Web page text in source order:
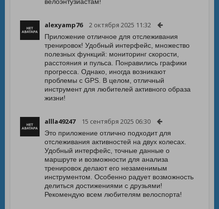
alexyamp76 2 октября 2025 11:32
Приложение отличное для отслеживания
тренировок! Удобный интерфейс, множество
полезных функций: мониторинг скорости,
расстояния и пульса. Понравились графики
прогресса. Однако, иногда возникают
проблемы с GPS. В целом, отличный
инструмент для любителей активного образа
жизни!
allla49247 15 сентября 2025 06:30
Это приложение отлично подходит для
отслеживания активностей на двух колесах.
Удобный интерфейс, точные данные о
маршруте и возможности для анализа
тренировок делают его незаменимым
инструментом. Особенно радует возможность
делиться достижениями с друзьями!
Рекомендую всем любителям велоспорта!